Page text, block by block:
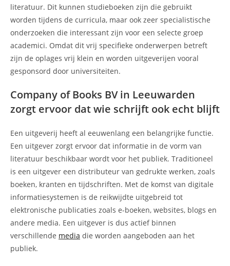
literatuur. Dit kunnen studieboeken zijn die gebruikt
worden tijdens de curricula, maar ook zeer specialistische
onderzoeken die interessant zijn voor een selecte groep
academici. Omdat dit vrij specifieke onderwerpen betreft
zijn de oplages vrij klein en worden uitgeverijen vooral
gesponsord door universiteiten.
Company of Books BV in Leeuwarden
zorgt ervoor dat wie schrijft ook echt blijft
Een uitgeverij heeft al eeuwenlang een belangrijke functie.
Een uitgever zorgt ervoor dat informatie in de vorm van
literatuur beschikbaar wordt voor het publiek. Traditioneel
is een uitgever een distributeur van gedrukte werken, zoals
boeken, kranten en tijdschriften. Met de komst van digitale
informatiesystemen is de reikwijdte uitgebreid tot
elektronische publicaties zoals e-boeken, websites, blogs en
andere media. Een uitgever is dus actief binnen
verschillende media die worden aangeboden aan het
publiek.